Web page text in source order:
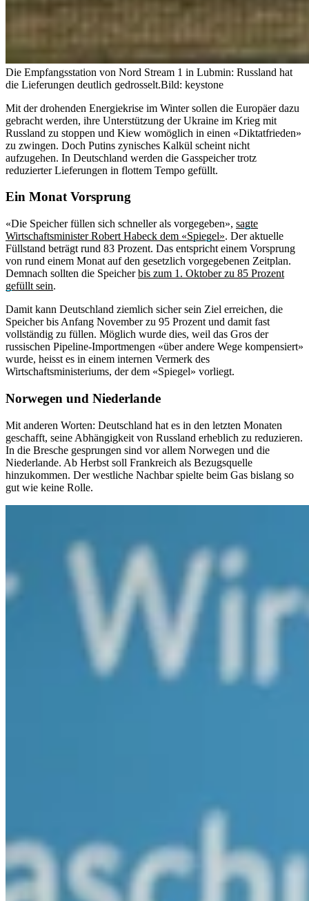
Die Empfangsstation von Nord Stream 1 in Lubmin: Russland hat
die Lieferungen deutlich gedrosselt.Bild: keystone
Mit der drohenden Energiekrise im Winter sollen die Europäer dazu
gebracht werden, ihre Unterstützung der Ukraine im Krieg mit
Russland zu stoppen und Kiew womöglich in einen «Diktatfrieden»
zu zwingen. Doch Putins zynisches Kalkül scheint nicht
aufzugehen. In Deutschland werden die Gasspeicher trotz
reduzierter Lieferungen in flottem Tempo gefüllt.
Ein Monat Vorsprung
«Die Speicher füllen sich schneller als vorgegeben», sagte
Wirtschaftsminister Robert Habeck dem «Spiegel». Der aktuelle
Füllstand beträgt rund 83 Prozent. Das entspricht einem Vorsprung
von rund einem Monat auf den gesetzlich vorgegebenen Zeitplan.
Demnach sollten die Speicherbis zum 1. Oktober zu 85 Prozent
gefüllt sein.
Damit kann Deutschland ziemlich sicher sein Ziel erreichen, die
Speicher bis Anfang November zu 95 Prozent und damit fast
vollständig zu füllen. Möglich wurde dies, weil das Gros der
russischen Pipeline-Importmengen «über andere Wege kompensiert»
wurde, heisst es in einem internen Vermerk des
Wirtschaftsministeriums, der dem «Spiegel» vorliegt.
Norwegen und Niederlande
Mit anderen Worten: Deutschland hat es in den letzten Monaten
geschafft, seine Abhängigkeit von Russland erheblich zu reduzieren.
In die Bresche gesprungen sind vor allem Norwegen und die
Niederlande. Ab Herbst soll Frankreich als Bezugsquelle
hinzukommen. Der westliche Nachbar spielte beim Gas bislang so
gut wie keine Rolle.